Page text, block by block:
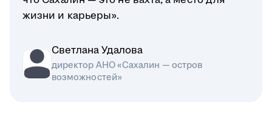
жизни и карьеры».
Светлана Удалова
директор АНО «Сахалин — остров
возможностей»